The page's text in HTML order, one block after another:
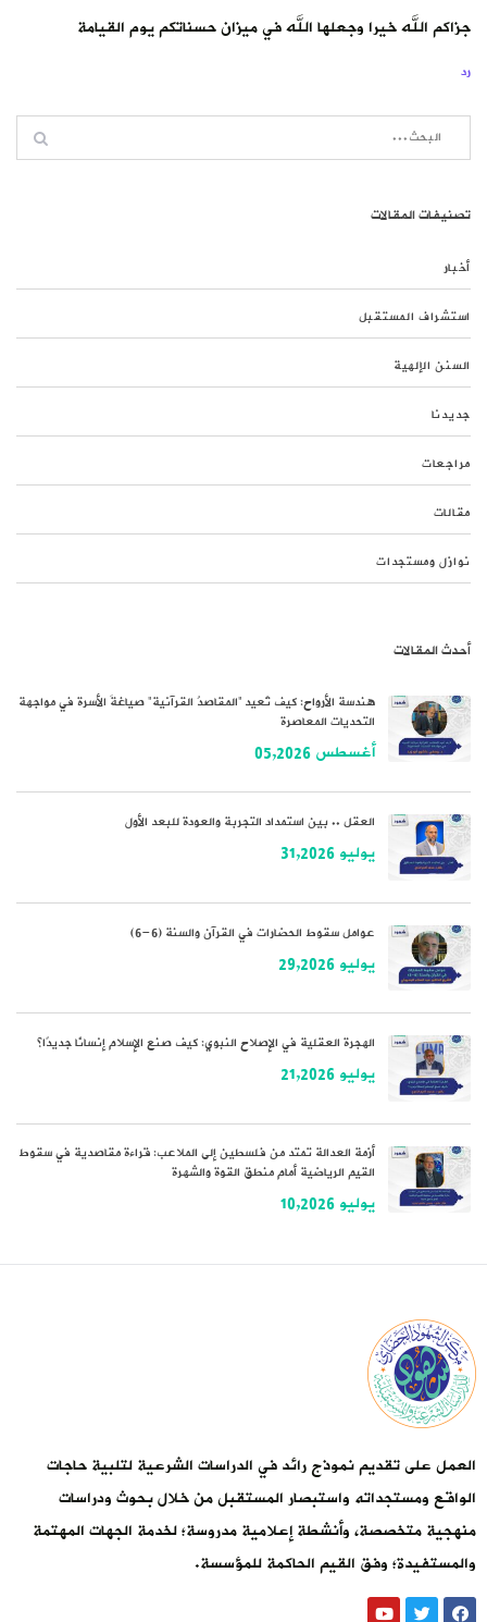
جزاكم الله خيرا وجعلها الله في ميزان حسناتكم يوم القيامة
رد
تصنيفات المقالات
أخبار
استشراف المستقبل
السنن الإلهية
جديدنا
مراجعات
مقالات
نوازل ومستجدات
أحدث المقالات
هندسة الأرواح: كيف تُعيد “المقاصدُ القرآنية” صياغةَ الأسرة في مواجهة
التحديات المعاصرة
أغسطس 05,2026
العقل .. بين استمداد التجربة والعودة للبعد الأول
يوليو 31,2026
عوامل سقوط الحضارات في القرآن والسنة (6-6)
يوليو 29,2026
الهجرة العقلية في الإصلاح النبوي: كيف صنع الإسلام إنسانًا جديدًا؟
يوليو 21,2026
أزمة العدالة تمتد من فلسطين إلى الملاعب: قراءة مقاصدية في سقوط
القيم الرياضية أمام منطق القوة والشهرة
يوليو 10,2026
العمل على تقديم نموذج رائد في الدراسات الشرعية لتلبية حاجات
الواقع ومستجداته واستبصار المستقبل من خلال بحوث ودراسات
منهجية متخصصة، وأنشطة إعلامية مدروسة؛ لخدمة الجهات المهتمة
والمستفيدة؛ وفق القيم الحاكمة للمؤسسة.